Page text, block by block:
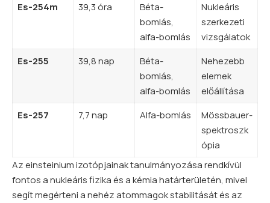
Es-254m 39,3 óra
Béta-
bomlás,
alfa-bomlás
Nukleáris
szerkezeti
vizsgálatok
Es-255
39,8 nap
Béta-
bomlás,
alfa-bomlás
Nehezebb
elemek
előállítása
Es-257
7,7 nap Alfa-bomlás
Mössbauer-
spektroszk
ópia
Az einsteinium izotópjainak tanulmányozása rendkívül
fontos a nukleáris fizika és a kémia határterületén, mivel
segít megérteni a nehéz atommagok stabilitását és az